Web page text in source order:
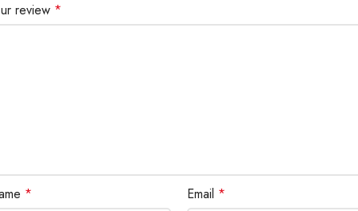
review *
* Email *